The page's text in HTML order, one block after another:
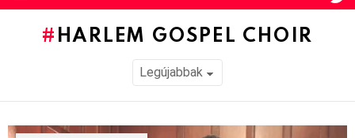
HARLEM GOSPEL CHOIR